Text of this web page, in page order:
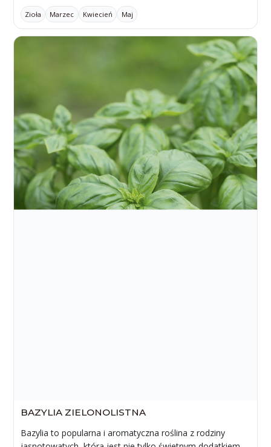
Zioła Marzec Kwiecień Maj
BAZYLIA ZIELONOLISTNA
Bazylia to popularna i aromatyczna roślina z rodziny